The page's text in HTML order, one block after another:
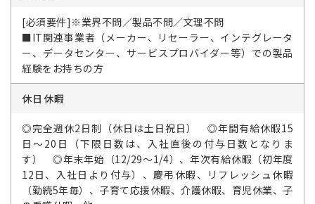
[必須要件]※業界不問／製品不問／文理不問
■IT関連事業者（メーカー、リセーラー、インテグレータ
ー、データセンター、サービスプロバイダー等）での製品
経験をお持ちの方
休日休暇
◎完全週休2日制（休日は土日祝日） ◎年間有給休暇15
日～20日（下限日数は、入社直後の付与日数となりま
す） ◎年末年始（12/29～1/4）、年次有給休暇（初年度
12日、入社日より付与）、慶弔休暇、リフレッシュ休暇
（勤続5年毎）、子育て応援休暇、介護休暇、育児休業、子